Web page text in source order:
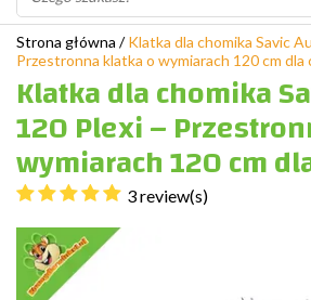
Strona główna /Klatka dla chomika Savic
Przestronna klatka o wymiarach 120 cm dla
Klatka dla chomika
120 Plexi –
wymiarach 120 cm
3 review(s)